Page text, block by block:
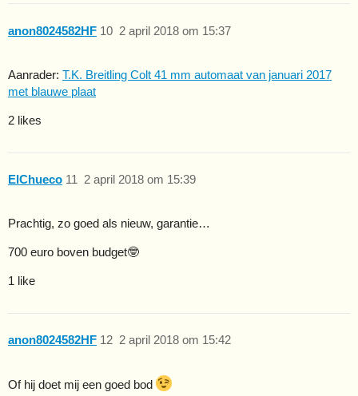
anon8024582HF 2 april 2018 om 15:37
10
Aanrader: T.K. Breitling Colt 41 mm automaat van januari 2017
met blauwe plaat
2 likes
ElChueco 2 april 2018 om 15:39
11
Prachtig, zo goed als nieuw, garantie…
700 euro boven budget🤓
1 like
anon8024582HF 2 april 2018 om 15:42
12
Of hij doet mij een goed bod